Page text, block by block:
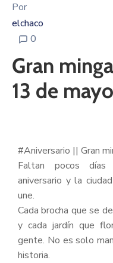
Por
elchaco
0
Gran
13 de mayo
#Aniversario || Gran
Faltan pocos días
aniversario y la
une.
Cada brocha que se
y cada jardín que
gente. No es solo
historia.